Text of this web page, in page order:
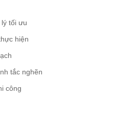
tối ưu
hiện
tắc nghẽn
công